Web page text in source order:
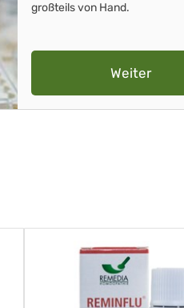
großteils von Hand.
Weiter